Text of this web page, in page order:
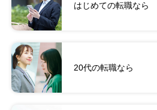
はじめての転職なら
20代の転職なら